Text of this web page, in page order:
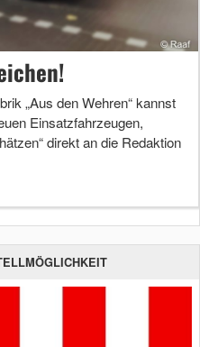
„Aus den Wehren“ kannst
Einsatzfahrzeugen,
direkt an die Redaktion